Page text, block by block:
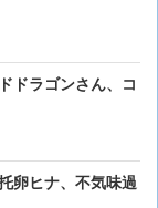
ドラゴンさん、コ
卵ヒナ、不気味過
】 アメリカのケー
イドで作成したケー
】男性、ロバにちょ